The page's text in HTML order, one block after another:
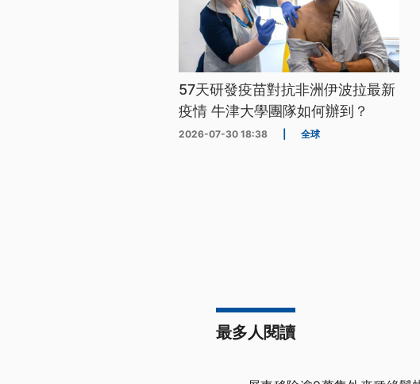
57天研發疫苗對抗非洲伊波拉最新
疫情 牛津大學團隊如何辦到？
2026-07-30 18:38 全球
最多人閱讀